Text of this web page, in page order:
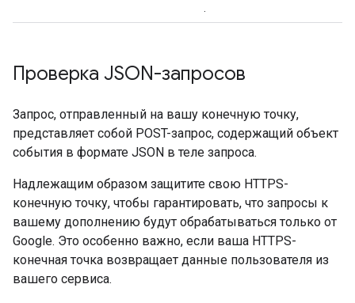
Проверка JSON-запросов
Запрос, отправленный на вашу конечную точку,
представляет собой POST-запрос, содержащий объект
события в формате JSON в теле запроса.
Надлежащим образом защитите свою HTTPS-
конечную точку, чтобы гарантировать, что запросы к
вашему дополнению будут обрабатываться только от
Google. Это особенно важно, если ваша HTTPS-
конечная точка возвращает данные пользователя из
вашего сервиса.